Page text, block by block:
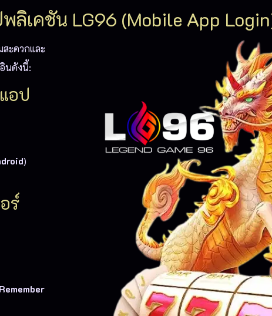
เคชัน LG96 (Mobile App
ะดวกและ
นดังนี้:
อป
)
ร์